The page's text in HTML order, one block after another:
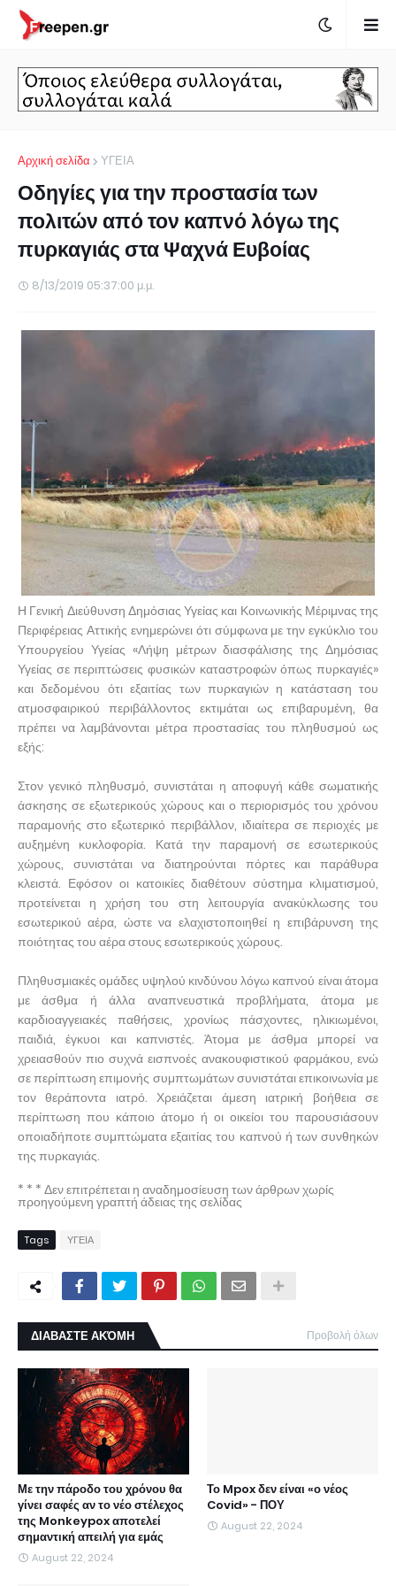
Αρχική σελίδα ΥΓΕΙΑ
Οδηγίες για την προστασία των
πολιτών από τον καπνό λόγω της
πυρκαγιάς στα Ψαχνά Ευβοίας
8/13/2019 05:37:00 μ.μ.
Η Γενική Διεύθυνση Δημόσιας Υγείας και Κοινωνικής Μέριμνας της
Περιφέρειας Αττικής ενημερώνει ότι σύμφωνα με την εγκύκλιο του
Υπουργείου Υγείας «Λήψη μέτρων διασφάλισης της Δημόσιας
Υγείας σε περιπτώσεις φυσικών καταστροφών όπως πυρκαγιές»
και δεδομένου ότι εξαιτίας των πυρκαγιών η κατάσταση του
ατμοσφαιρικού περιβάλλοντος εκτιμάται ως επιβαρυμένη, θα
πρέπει να λαμβάνονται μέτρα προστασίας του πληθυσμού ως
εξής:
Στον γενικό πληθυσμό, συνιστάται η αποφυγή κάθε σωματικής
άσκησης σε εξωτερικούς χώρους και ο περιορισμός του χρόνου
παραμονής στο εξωτερικό περιβάλλον, ιδιαίτερα σε περιοχές με
αυξημένη κυκλοφορία. Κατά την παραμονή σε εσωτερικούς
χώρους, συνιστάται να διατηρούνται πόρτες και παράθυρα
κλειστά. Εφόσον οι κατοικίες διαθέτουν σύστημα κλιματισμού,
προτείνεται η χρήση του στη λειτουργία ανακύκλωσης του
εσωτερικού αέρα, ώστε να ελαχιστοποιηθεί η επιβάρυνση της
ποιότητας του αέρα στους εσωτερικούς χώρους.
Πληθυσμιακές ομάδες υψηλού κινδύνου λόγω καπνού είναι άτομα
με άσθμα ή άλλα αναπνευστικά προβλήματα, άτομα με
καρδιοαγγειακές παθήσεις, χρονίως πάσχοντες, ηλικιωμένοι,
παιδιά, έγκυοι και καπνιστές. Άτομα με άσθμα μπορεί να
χρειασθούν πιο συχνά εισπνοές ανακουφιστικού φαρμάκου, ενώ
σε περίπτωση επιμονής συμπτωμάτων συνιστάται επικοινωνία με
τον θεράποντα ιατρό. Χρειάζεται άμεση ιατρική βοήθεια σε
περίπτωση που κάποιο άτομο ή οι οικείοι του παρουσιάσουν
οποιαδήποτε συμπτώματα εξαιτίας του καπνού ή των συνθηκών
της πυρκαγιάς.
* * * Δεν επιτρέπεται η αναδημοσίευση των άρθρων χωρίς
προηγούμενη γραπτή άδειας της σελίδας
Tags ΥΓΕΙΑ
ΔΙΑΒΑΣΤΕ ΑΚΌΜΗ Προβολή όλων
Με την πάροδο του χρόνου θα
γίνει σαφές αν το νέο στέλεχος
της Monkeypox αποτελεί
σημαντική απειλή για εμάς
August 22, 2024
Το Mpox δεν είναι «ο νέος
Covid» - ΠΟΥ
August 22, 2024